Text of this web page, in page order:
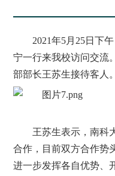
2021年5月25日下
宁一行来我校访问交流
部部长王苏生接待客人。
王苏生表示，南科
合作，目前双方合作势
进一步发挥各自优势、